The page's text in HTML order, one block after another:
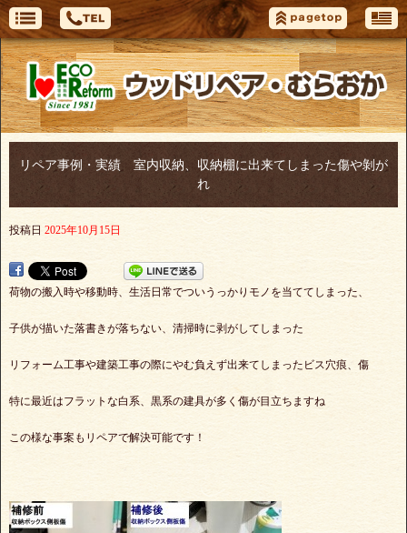
リペア事例・実績 室内収納、収納棚に出来てしまった傷や剝が
れ
投稿日 2025年10月15日
荷物の搬入時や移動時、生活日常でついうっかりモノを当ててしまった、
子供が描いた落書きが落ちない、清掃時に剥がしてしまった
リフォーム工事や建築工事の際にやむ負えず出来てしまったビス穴痕、傷
特に最近はフラットな白系、黒系の建具が多く傷が目立ちますね
この様な事案もリペアで解決可能です！